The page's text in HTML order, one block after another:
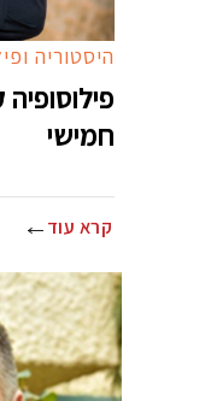
היסטוריה
חמישי
קרא עוד